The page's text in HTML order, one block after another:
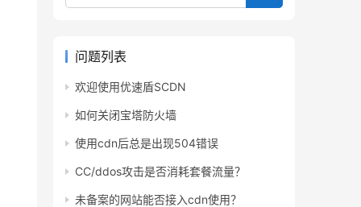
问题列表
欢迎使用优速盾SCDN
如何关闭宝塔防火墙
使用cdn后总是出现504错误
CC/ddos攻击是否消耗套餐流量？
未备案的网站能否接入cdn使用？